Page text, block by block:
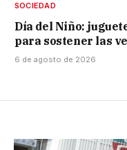
SOCIEDAD
Día del Niño:
para sostener las
6 de agosto de 2026